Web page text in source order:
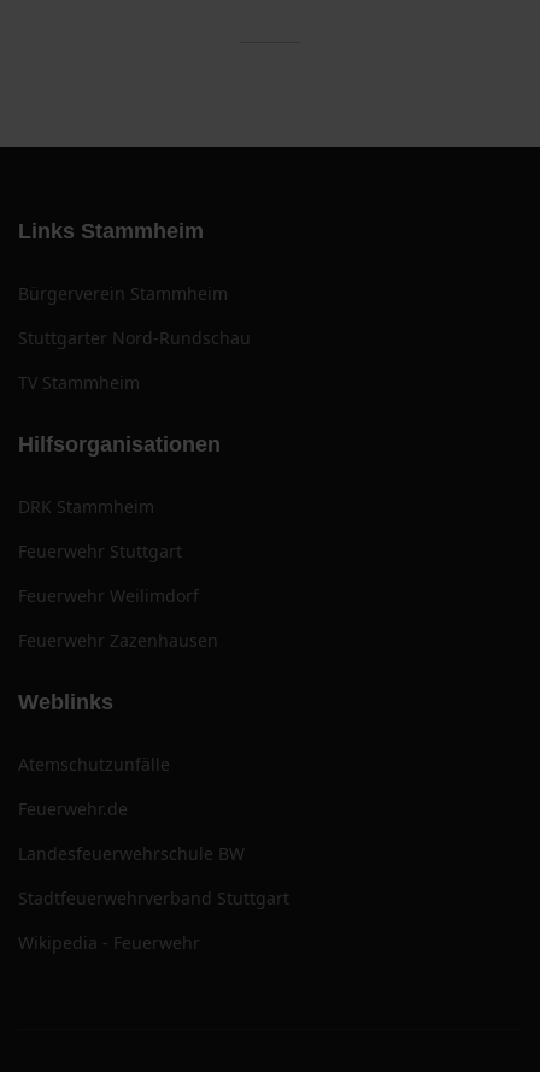
Links Stammheim
Bürgerverein Stammheim
Stuttgarter Nord-Rundschau
TV Stammheim
Hilfsorganisationen
DRK Stammheim
Feuerwehr Stuttgart
Feuerwehr Weilimdorf
Feuerwehr Zazenhausen
Weblinks
Atemschutzunfälle
Feuerwehr.de
Landesfeuerwehrschule BW
Stadtfeuerwehrverband Stuttgart
Wikipedia - Feuerwehr